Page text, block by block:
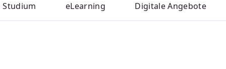
Studium eLearning Digitale Angebote